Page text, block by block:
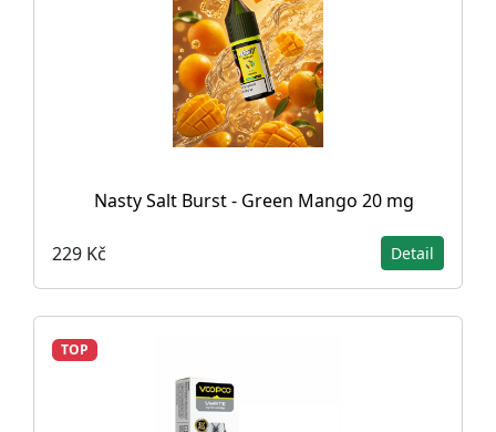
Nasty Salt Burst - Green Mango 20 mg
229 Kč Detail
TOP